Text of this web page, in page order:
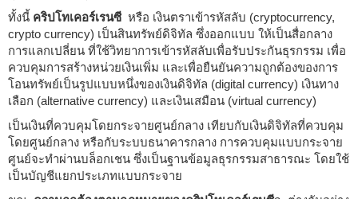
ทั้งนี้ คริปโทเคอร์เรนซี หรือ เงินตราเข้ารหัสลับ (cryptocurrency,
crypto currency) เป็นสินทรัพย์ดิจิทัล ซึ่งออกแบบ ให้เป็นสื่อกลาง
การแลกเปลี่ยน ที่ใช้วิทยาการเข้ารหัสลับเพื่อรับประกันธุรกรรม เพื่อ
ควบคุมการสร้างหน่วยเงินเพิ่ม และเพื่อยืนยันความถูกต้องของการ
โอนทรัพย์เป็นรูปแบบหนึ่งของเงินดิจิทัล (digital currency) เงินทาง
เลือก (alternative currency) และเงินเสมือน (virtual currency)
เป็นเงินที่ควบคุมโดยกระจายศูนย์กลาง เทียบกับเงินดิจิทัลที่ควบคุม
โดยศูนย์กลาง หรือกับระบบธนาคารกลาง การควบคุมแบบกระจาย
ศูนย์จะทำผ่านบล็อกเชน ซึ่งเป็นฐานข้อมูลธุรกรรมสาธารณะ โดยใช้
เป็นบัญชีแยกประเภทแบบกระจาย